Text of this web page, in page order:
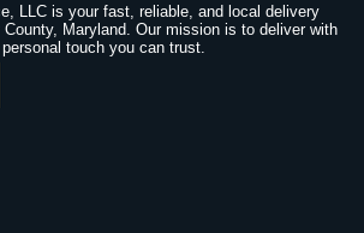
LLC is your fast, reliable, and local delivery
Maryland. Our mission is to deliver with
touch you can trust.